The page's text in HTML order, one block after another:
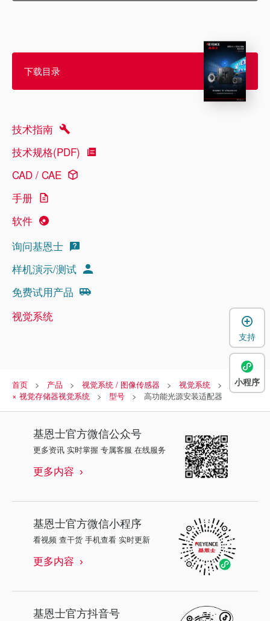
下载目录
技术指南
技术规格(PDF)
CAD / CAE
手册
软件
询问基恩士
样机演示/测试
免费试用产品
视觉系统
首页 产品 视觉系统 / 图像传感器 视觉系统
搭载 AI
× 视觉存储器视觉系统
型号 高功能光源安装适配器
基恩士官方微信公众号
更多资讯 实时掌握 专属客服 在线服务
更多内容
基恩士官方微信小程序
看视频 查干货 手机查看 实时更新
更多内容
基恩士官方抖音号
支持
小程序